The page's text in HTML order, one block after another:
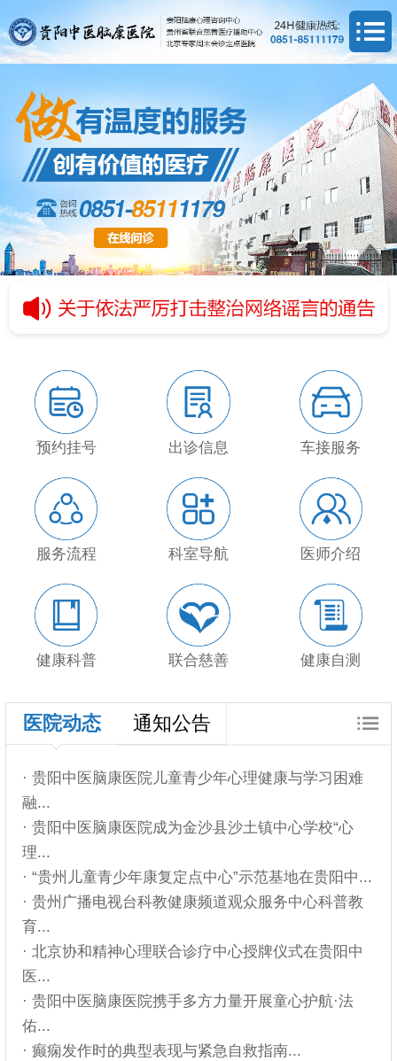
预约挂号 出诊信息 车接服务
服务流程 科室导航 医师介绍
健康科普 联合慈善 健康自测
医院动态 通知公告
· 贵阳中医脑康医院儿童青少年心理健康与学习困难
融...
· 贵阳中医脑康医院成为金沙县沙土镇中心学校“心
理...
· “贵州儿童青少年康复定点中心”示范基地在贵阳中...
· 贵州广播电视台科教健康频道观众服务中心科普教
育...
· 北京协和精神心理联合诊疗中心授牌仪式在贵阳中
医...
· 贵阳中医脑康医院携手多方力量开展童心护航·法
佑...
· 癫痫发作时的典型表现与紧急自救指南...